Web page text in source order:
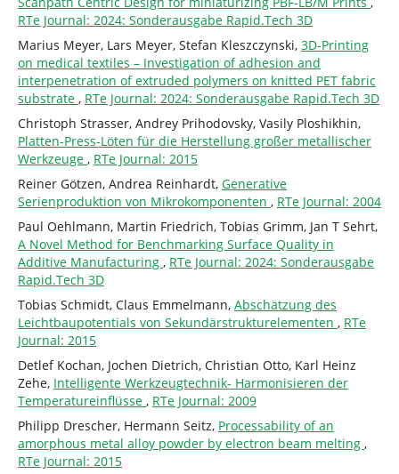
RTe Journal: 2024: Sonderausgabe Rapid.Tech 3D
Marius Meyer, Lars Meyer, Stefan Kleszczynski, 3D-Printing
on medical textiles – Investigation of adhesion and
interpenetration of extruded polymers on knitted PET fabric
substrate , RTe Journal: 2024: Sonderausgabe Rapid.Tech 3D
Christoph Strasser, Andrey Prihodovsky, Vasily Ploshikhin,
Platten-Press-Löten für die Herstellung großer metallischer
Werkzeuge , RTe Journal: 2015
Reiner Götzen, Andrea Reinhardt, Generative
Serienproduktion von Mikrokomponenten , RTe Journal: 2004
Paul Oehlmann, Martin Friedrich, Tobias Grimm, Jan T Sehrt,
A Novel Method for Benchmarking Surface Quality in
Additive Manufacturing , RTe Journal: 2024: Sonderausgabe
Rapid.Tech 3D
Tobias Schmidt, Claus Emmelmann, Abschätzung des
Leichtbaupotentials von Sekundärstrukturelementen , RTe
Journal: 2015
Detlef Kochan, Jochen Dietrich, Christian Otto, Karl Heinz
Zehe, Intelligente Werkzeugtechnik- Harmonisieren der
Temperatureinflüsse , RTe Journal: 2009
Philipp Drescher, Hermann Seitz, Processability of an
amorphous metal alloy powder by electron beam melting ,
RTe Journal: 2015